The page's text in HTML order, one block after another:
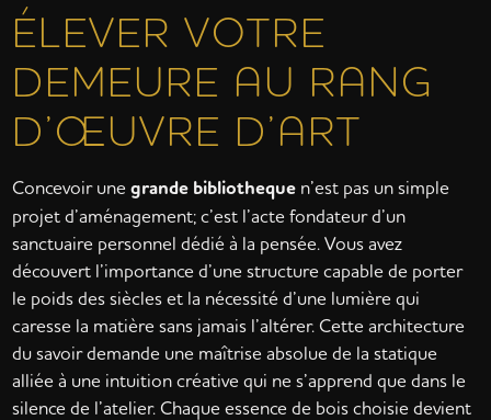
ÉLEVER VOTRE
DEMEURE AU RANG
D’ŒUVRE D’ART
Concevoir unegrande bibliotheque n’est pas un simple
projet d’aménagement; c’est l’acte fondateur d’un
sanctuaire personnel dédié à la pensée. Vous avez
découvert l’importance d’une structure capable de porter
le poids des siècles et la nécessité d’une lumière qui
caresse la matière sans jamais l’altérer. Cette architecture
du savoir demande une maîtrise absolue de la statique
alliée à une intuition créative qui ne s’apprend que dans le
silence de l’atelier. Chaque essence de bois choisie devient